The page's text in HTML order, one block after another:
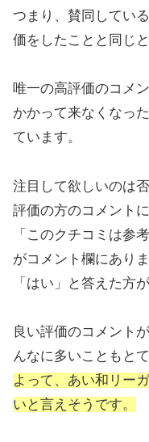
つまり、賛同してい
価をしたことと同じ
唯一の高評価のコメ
かかって来なくなっ
ています。
注目して欲しいのは
評価の方のコメント
「このクチコミは参
がコメント欄にありま
「はい」と答えた方
良い評価のコメント
んなに多いこともと
よって、あい和リー
いと言えそうです。